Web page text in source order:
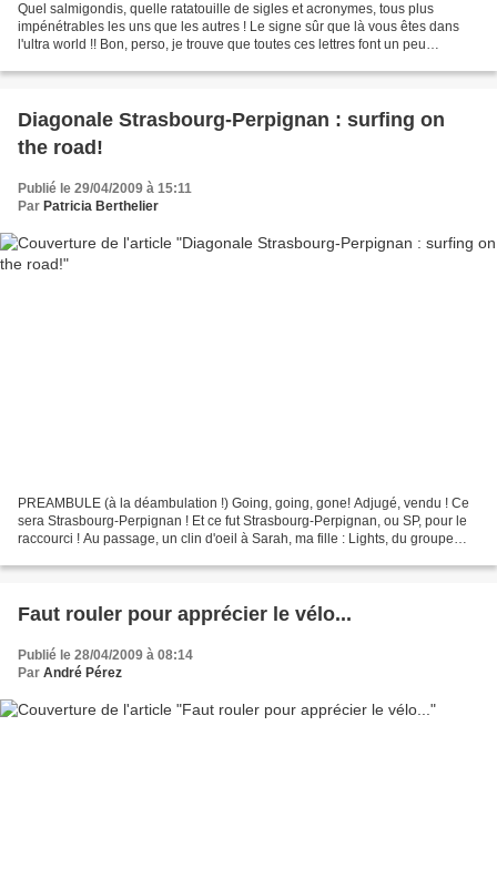
Quel salmigondis, quelle ratatouille de sigles et acronymes, tous plus
impénétrables les uns que les autres ! Le signe sûr que là vous êtes dans
l'ultra world !! Bon, perso, je trouve que toutes ces lettres font un peu
Diagonale Strasbourg-Perpignan : surfing on
the road!
Publié le 29/04/2009 à 15:11
Par Patricia Berthelier
PREAMBULE (à la déambulation !) Going, going, gone! Adjugé, vendu ! Ce
sera Strasbourg-Perpignan ! Et ce fut Strasbourg-Perpignan, ou SP, pour le
raccourci ! Au passage, un clin d'oeil à Sarah, ma fille : Lights, du groupe
Faut rouler pour apprécier le vélo...
Publié le 28/04/2009 à 08:14
Par André Pérez